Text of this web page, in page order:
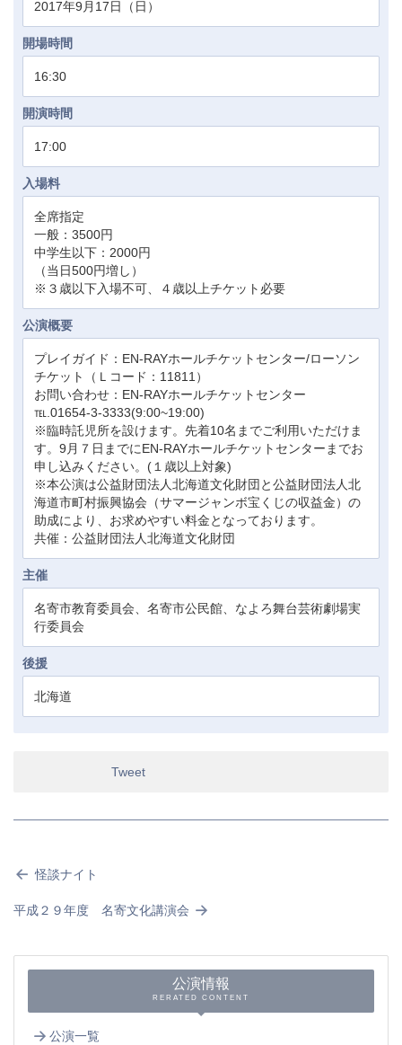
2017年9月17日（日）
開場時間
16:30
開演時間
17:00
入場料
全席指定
一般：3500円
中学生以下：2000円
（当日500円増し）
※３歳以下入場不可、４歳以上チケット必要
公演概要
プレイガイド：EN-RAYホールチケットセンター/ローソン
チケット（Ｌコード：11811）
お問い合わせ：EN-RAYホールチケットセンター
℡.01654-3-3333(9:00~19:00)
※臨時託児所を設けます。先着10名までご利用いただけま
す。9月７日までにEN-RAYホールチケットセンターまでお
申し込みください。(１歳以上対象)
※本公演は公益財団法人北海道文化財団と公益財団法人北
海道市町村振興協会（サマージャンボ宝くじの収益金）の
助成により、お求めやすい料金となっております。
共催：公益財団法人北海道文化財団
主催
名寄市教育委員会、名寄市公民館、なよろ舞台芸術劇場実
行委員会
後援
北海道
Tweet
怪談ナイト
平成２９年度 名寄文化講演会
公演情報
RERATED CONTENT
公演一覧